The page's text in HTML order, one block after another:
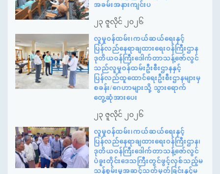
အခမ်းအနားကျင်းပ
၂၃ ဇူလိုင် ၂၀၂၆
လူမှုဝန်ထမ်း၊ကယ်ဆယ်ရေးနှင့်
ပြန်လည်နေရာချထားရေးဝန်ကြီးဌာန
ဒုတိယဝန်ကြီးဒေါက်တာသန့်ဇော်လွင်
သည်လူမှုဝန်ထမ်းဦးစီးဌာနနှင့်
ပြန်လည်ထူထောင်ရေးဦးစီးဌာနများမှ
စခန်း/ဂေဟာများသို့ သွားရောက်
တွေ့ဆုံအားပေး
၂၃ ဇူလိုင် ၂၀၂၆
လူမှုဝန်ထမ်း၊ကယ်ဆယ်ရေးနှင့်
ပြန်လည်နေရာချထားရေးဝန်ကြီးဌာန၊
ဒုတိယဝန်ကြီးဒေါက်တာသန့်ဇော်လွင်
ပဲခူးတိုင်းဒေသကြီးတွင်ဖွင့်လှစ်သည့်မ
သန်စွမ်းမှုအဆင့်သတ်မှတ်ခြင်းနှင့်မ